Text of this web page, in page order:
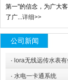
第一"的信念，为广大
了广... 详细>>
公司新闻
· lora无线远传水表有
· 水电一卡通系统